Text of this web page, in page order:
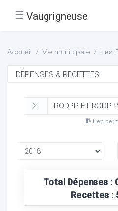
☰ Vaugrigneuse
Accueil Vie municipale Les
Lien
Total Dépenses
Recettes :